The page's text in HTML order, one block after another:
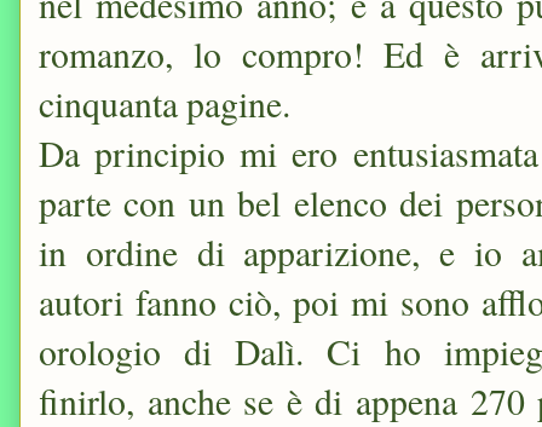
romanzo, lo compro! Ed è
cinquanta pagine.
Da principio mi ero
parte con un bel elenco dei
in ordine di apparizione, e io
autori fanno ciò, poi mi sono
orologio di Dalì. Ci ho
finirlo, anche se è di appena